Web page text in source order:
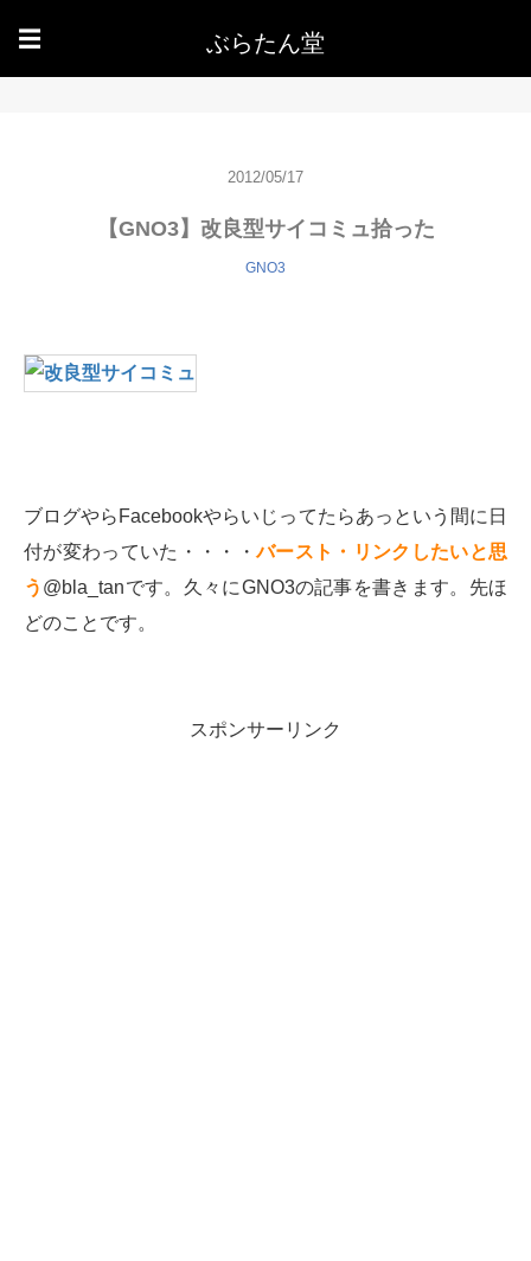
☰ ぶらたん堂
2012/05/17
【GNO3】改良型サイコミュ拾った
GNO3
ブログやらFacebookやらいじってたらあっという間に日
付が変わっていた・・・・バースト・リンクしたいと思
う @bla_tanです。久々にGNO3の記事を書きます。先ほ
どのことです。
スポンサーリンク